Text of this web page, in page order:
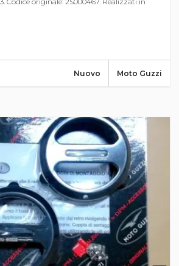
Moto Guzzi
Nuovo